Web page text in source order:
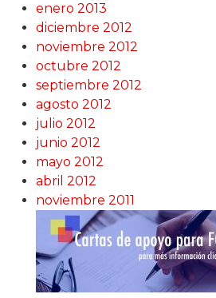
enero 2013
diciembre 2012
noviembre 2012
octubre 2012
septiembre 2012
agosto 2012
julio 2012
junio 2012
mayo 2012
abril 2012
noviembre 2011